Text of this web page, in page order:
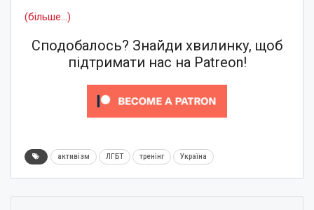
(більше…)
Сподобалось? Знайди хвилинку, щоб
підтримати нас на Patreon!
активізм ЛГБТ тренінг Україна